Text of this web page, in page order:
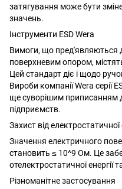
затягування може бути
значень.
Інструменти ESD Wera
Вимоги, що пред'являються
поверхневим опором,
Цей стандарт діє і щодо
Вироби компанії Wera серії
ще суворішим приписанням
підприємств.
Захист від електростатичної
Значення електричного
становить ≤ 10^9 Ом. Це
отелектростатичної енергії
Різноманітне застосування